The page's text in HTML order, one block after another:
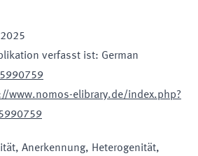
2025
verfasst ist: German
www.nomos-elibrary.de/index.php?
Anerkennung, Heterogenität,